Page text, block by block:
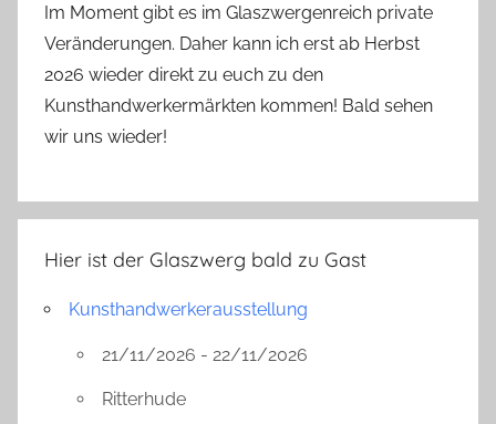
Im Moment gibt es im Glaszwergenreich private
Veränderungen. Daher kann ich erst ab Herbst
2026 wieder direkt zu euch zu den
Kunsthandwerkermärkten kommen! Bald sehen
wir uns wieder!
Hier ist der Glaszwerg bald zu Gast
Kunsthandwerkerausstellung
21/11/2026 - 22/11/2026
Ritterhude